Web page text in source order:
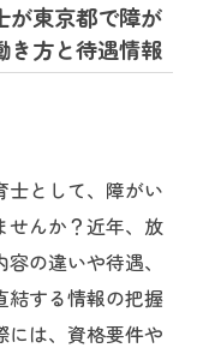
が東京都で障が
き方と待遇情報
士として、障がい
せんか？近年、放
の違いや待遇、
結する情報の把握
には、資格要件や